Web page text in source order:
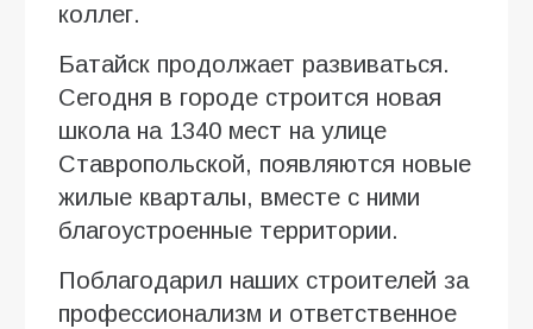
коллег.
Батайск продолжает развиваться.
Сегодня в городе строится новая
школа на 1340 мест на улице
Ставропольской, появляются новые
жилые кварталы, вместе с ними
благоустроенные территории.
Поблагодарил наших строителей за
профессионализм и ответственное